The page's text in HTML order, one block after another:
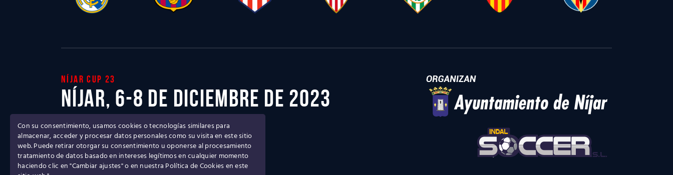
Níjar cup 23
Níjar, 6-8 de diciembre de 2023
Ven a disfrutar del mejor Torneo de fútbol base
Con su consentimiento, usamos cookies o tecnologías similares para
almacenar, acceder y procesar datos personales como su visita en este sitio
web. Puede retirar otorgar su consentimiento u oponerse al procesamiento
tratamiento de datos basado en intereses legítimos en cualquier momento
haciendo clic en "Cambiar ajustes" o en nuestra Política de Cookies en este